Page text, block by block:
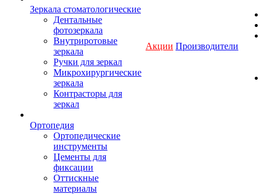
Зеркала стоматологические
Дентальные
фотозеркала
Внутриротовые
зеркала
Ручки для зеркал
Микрохирургические
зеркала
Контрасторы для
зеркал
Ортопедия
Ортопедические
инструменты
Цементы для
фиксации
Оттискные
материалы
Акции Производители